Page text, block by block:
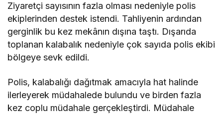
Ziyaretçi sayısının fazla olması nedeniyle polis
ekiplerinden destek istendi. Tahliyenin ardından
gerginlik bu kez mekânın dışına taştı. Dışarıda
toplanan kalabalık nedeniyle çok sayıda polis ekibi
bölgeye sevk edildi.
Polis, kalabalığı dağıtmak amacıyla hat halinde
ilerleyerek müdahalede bulundu ve birden fazla
kez coplu müdahale gerçekleştirdi. Müdahale